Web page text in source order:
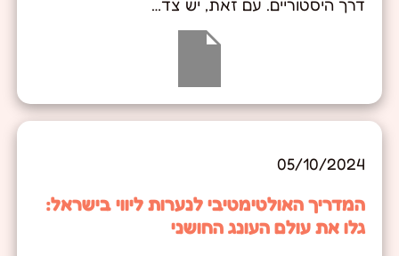
דרך היסטוריים. עם זאת, יש צד…
05/10/2024
המדריך האולטימטיבי לנערות ליווי בישראל:
גלו את עולם העונג החושני